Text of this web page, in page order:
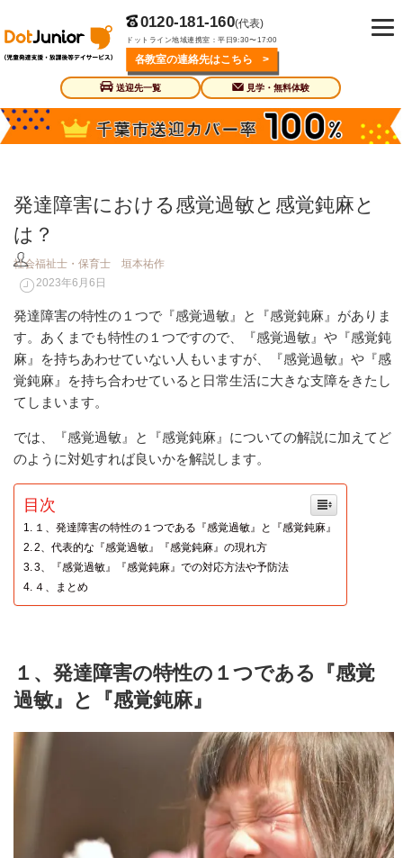
0120-181-160(代表)
ドットライン地域連携室：平日9:30〜17:00
各教室の連絡先はこちら >
送迎先一覧 見学・無料体験
発達障害の教科書
TEXTBOOK
発達障害における感覚過敏と感覚鈍麻と
は？
社会福祉士・保育士 垣本祐作
2023年6月6日
発達障害の特性の１つで『感覚過敏』と『感覚鈍麻』がありま
す。あくまでも特性の１つですので、『感覚過敏』や『感覚鈍
麻』を持ちあわせていない人もいますが、『感覚過敏』や『感
覚鈍麻』を持ち合わせていると日常生活に大きな支障をきたし
てしまいます。
では、『感覚過敏』と『感覚鈍麻』についての解説に加えてど
のように対処すれば良いかを解説します。
目次
１、発達障害の特性の１つである『感覚過敏』と『感覚鈍麻』
2、代表的な『感覚過敏』『感覚鈍麻』の現れ方
3、『感覚過敏』『感覚鈍麻』での対応方法や予防法
４、まとめ
１、発達障害の特性の１つである『感覚
過敏』と『感覚鈍麻』